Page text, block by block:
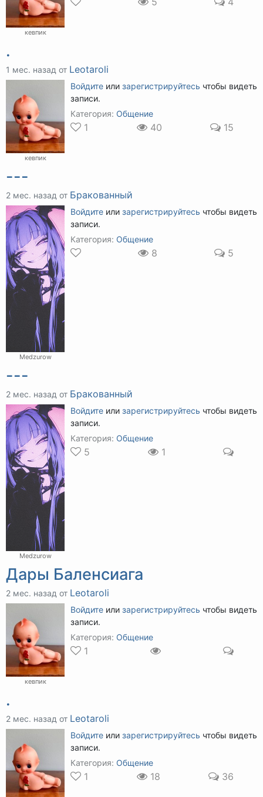
кевпик
.
1 мес. назад от Leotaroli
кевпик
Войдите или зарегистрируйтесь чтобы видеть
записи.
Категория: Общение
1 40 15
---
2 мес. назад от Бракованный
Medzurow
Войдите или зарегистрируйтесь чтобы видеть
записи.
Категория: Общение
8 5
---
2 мес. назад от Бракованный
Medzurow
Войдите или зарегистрируйтесь чтобы видеть
записи.
Категория: Общение
5 1
Дары Баленсиага
2 мес. назад от Leotaroli
кевпик
Войдите или зарегистрируйтесь чтобы видеть
записи.
Категория: Общение
1
.
2 мес. назад от Leotaroli
Войдите или зарегистрируйтесь чтобы видеть
записи.
Категория: Общение
1 18 36